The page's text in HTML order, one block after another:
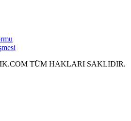
TÜM HAKLARI SAKLIDIR.